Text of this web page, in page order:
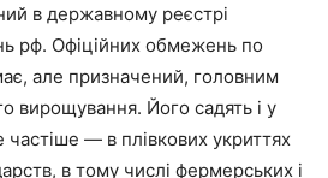
в державному реєстрі
рф. Офіційних обмежень по
але призначений, головним
вирощування. Його садять і у
частіше — в плівкових укриттях
в тому числі фермерських і